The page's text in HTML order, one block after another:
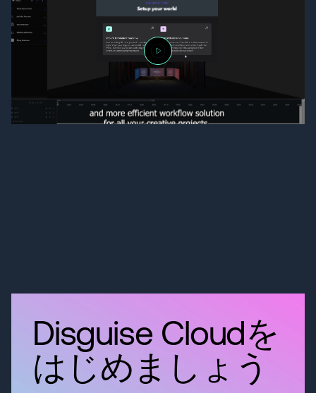
Disguise Cloudを
はじめましょう